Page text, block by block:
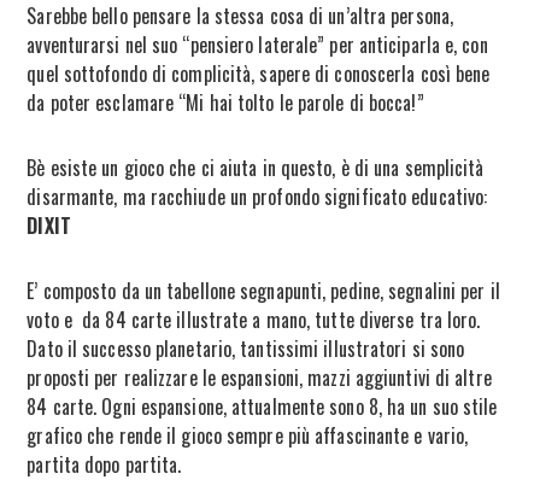
Sarebbe bello pensare la stessa cosa di un’altra persona,
avventurarsi nel suo “pensiero laterale” per anticiparla e, con
quel sottofondo di complicità, sapere di conoscerla così bene
da poter esclamare “Mi hai tolto le parole di bocca!”
Bè esiste un gioco che ci aiuta in questo, è di una semplicità
disarmante, ma racchiude un profondo significato educativo:
DIXIT
E’ composto da un tabellone segnapunti, pedine, segnalini per il
voto e da 84 carte illustrate a mano, tutte diverse tra loro.
Dato il successo planetario, tantissimi illustratori si sono
proposti per realizzare le espansioni, mazzi aggiuntivi di altre
84 carte. Ogni espansione, attualmente sono 8, ha un suo stile
grafico che rende il gioco sempre più affascinante e vario,
partita dopo partita.